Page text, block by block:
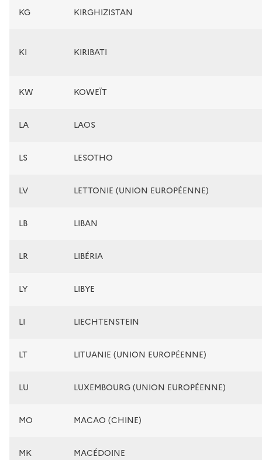
KG KIRGHIZISTAN
KI KIRIBATI
KW KOWEÏT
LA LAOS
LS LESOTHO
LV LETTONIE (UNION EUROPÉENNE)
LB LIBAN
LR LIBÉRIA
LY LIBYE
LI LIECHTENSTEIN
LT LITUANIE (UNION EUROPÉENNE)
LU LUXEMBOURG (UNION EUROPÉENNE)
MO MACAO (CHINE)
MK MACÉDOINE